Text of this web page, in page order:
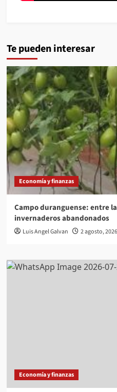
Te pueden interesar
Economía y finanzas
Campo duranguense: entre
invernaderos abandonados
Luis Angel Galvan 2 agosto, 2026
Economía y finanzas